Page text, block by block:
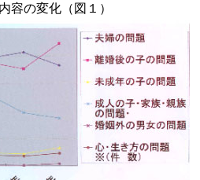
容の変化（図１）